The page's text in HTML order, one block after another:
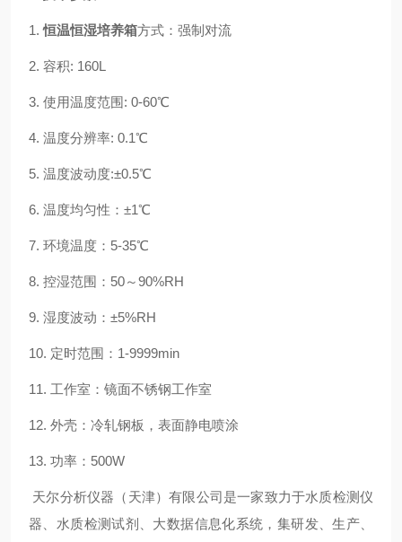
1.恒温恒湿培养箱方式：强制对流
2. 容积: 160L
3. 使用温度范围 : 0-60℃
4. 温度分辨率: 0.1℃
5. 温度波动度:±0.5℃
6. 温度均匀性： ±1℃
7. 环境温度： 5-35℃
8. 控湿范围： 50～90%RH
9. 湿度波动： ±5%RH
10. 定时范围： 1-9999min
11. 工作室：镜面不锈钢工作室
12. 外壳：冷轧钢板，表面静电喷涂
13. 功率： 500W
天尔分析仪器（天津）有限公司是一家致力于水质检测仪
器、水质检测试剂、大数据信息化系统，集研发、生产、